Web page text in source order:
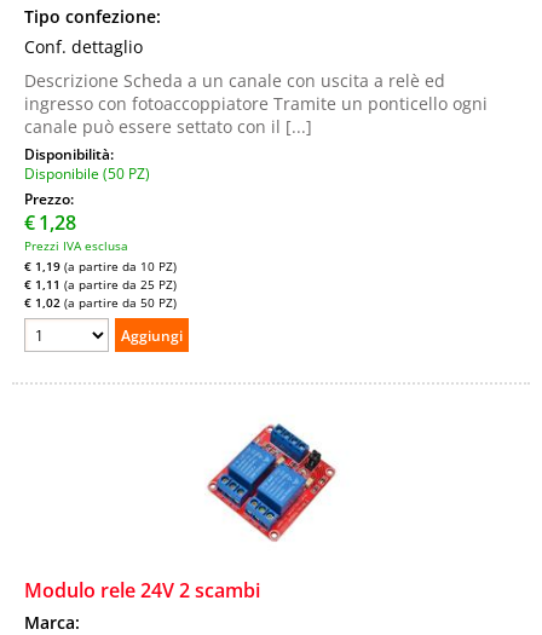
Tipo confezione:
Conf. dettaglio
Descrizione Scheda a un canale con uscita a relè ed
ingresso con fotoaccoppiatore Tramite un ponticello ogni
canale può essere settato con il [...]
Disponibilità:
Disponibile (50 PZ)
Prezzo:
€1,28
Prezzi IVA esclusa
€ 1,19 (a partire da 10 PZ)
€ 1,11 (a partire da 25 PZ)
€ 1,02 (a partire da 50 PZ)
Modulo rele 24V 2 scambi
Marca: